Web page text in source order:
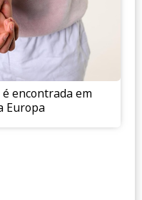
é encontrada em
Europa